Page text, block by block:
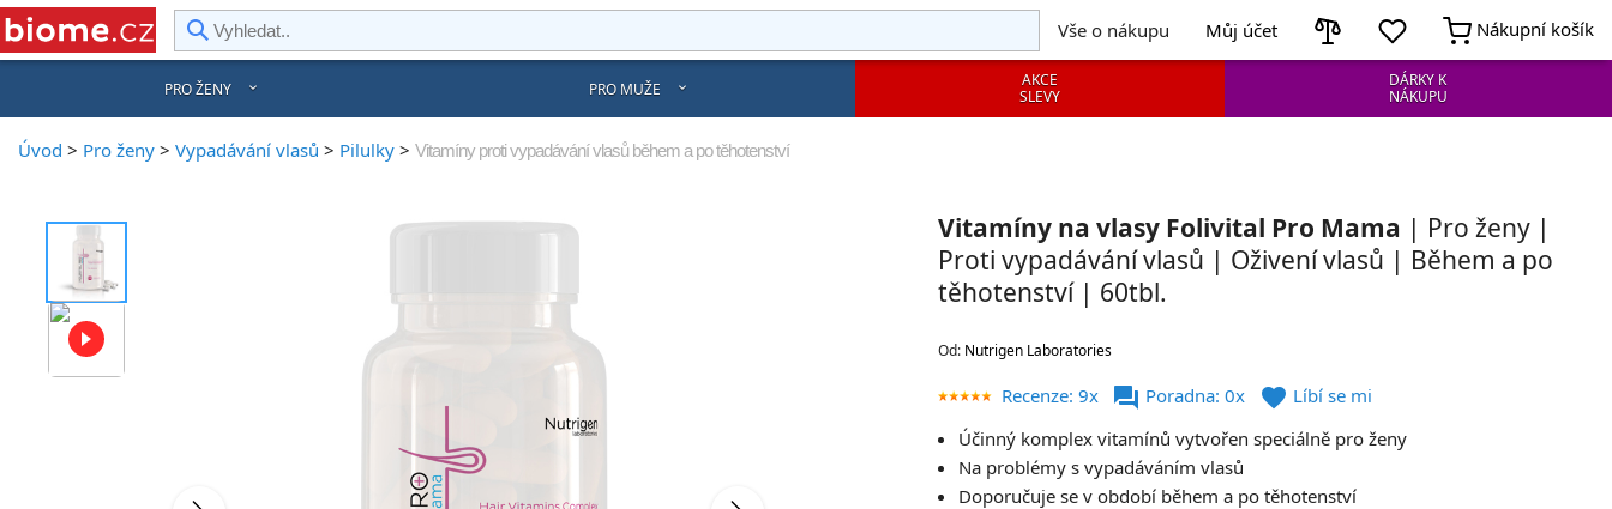
Vše o nákupu Můj účet Nákupní košík
PRO ŽENY PRO MUŽE
AKCE
SLEVY
DÁRKY K
NÁKUPU
Úvod > Pro ženy > Vypadávání vlasů > Pilulky > Vitamíny proti vypadávání vlasů během a po těhotenství
Vitamíny na vlasy Folivital Pro Mama | Pro ženy |
Proti vypadávání vlasů | Oživení vlasů | Během a po
těhotenství | 60tbl.
Od: Nutrigen Laboratories
Recenze: 9x forum Poradna: 0x favorite Líbí se mi
"
type="video/mp4">
Účinný komplex vitamínů vytvořen speciálně pro ženy
Na problémy s vypadáváním vlasů
Doporučuje se v období během a po těhotenství